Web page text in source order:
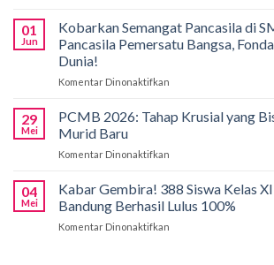
Bandung
Borong
Biology
Akses
Pendidikan,
SMAN
Kuota
Khusus
Sekolah
Penyangga
01
Jun
Kobarkan Semangat Pancasila di
Pancasila Pemersatu Bangsa,
Dunia!
Komentar Dinonaktifkan
Semangat
Pancasila
Bandung:
Pancasila
29
Mei
PCMB 2026: Tahap Krusial yang
Murid Baru
Komentar Dinonaktifkan
2026:
Tahap
Krusial
04
Mei
Kabar Gembira! 388 Siswa Kelas
Bandung Berhasil Lulus 100%
Komentar Dinonaktifkan